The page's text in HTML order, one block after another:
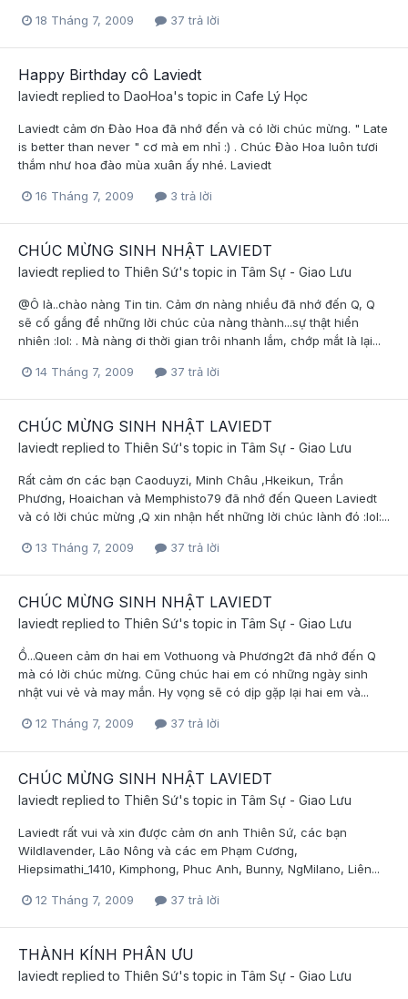
18 Tháng 7, 2009 37 trả lời
Happy Birthday cô Laviedt
laviedt replied to DaoHoa's topic in Cafe Lý Học
Laviedt cảm ơn Đào Hoa đã nhớ đến và có lời chúc mừng. " Late
is better than never " cơ mà em nhỉ :) . Chúc Đào Hoa luôn tươi
thắm như hoa đào mùa xuân ấy nhé. Laviedt
16 Tháng 7, 2009 3 trả lời
CHÚC MỪNG SINH NHẬT LAVIEDT
laviedt replied to Thiên Sứ's topic in Tâm Sự - Giao Lưu
@Ô là..chào nàng Tin tin. Cảm ơn nàng nhiều đã nhớ đến Q, Q
sẽ cố gắng để những lời chúc của nàng thành...sự thật hiển
nhiên :lol: . Mà nàng ơi thời gian trôi nhanh lắm, chớp mắt là lại...
14 Tháng 7, 2009 37 trả lời
CHÚC MỪNG SINH NHẬT LAVIEDT
laviedt replied to Thiên Sứ's topic in Tâm Sự - Giao Lưu
Rất cảm ơn các bạn Caoduyzi, Minh Châu ,Hkeikun, Trần
Phương, Hoaichan và Memphisto79 đã nhớ đến Queen Laviedt
và có lời chúc mừng ,Q xin nhận hết những lời chúc lành đó :lol:...
13 Tháng 7, 2009 37 trả lời
CHÚC MỪNG SINH NHẬT LAVIEDT
laviedt replied to Thiên Sứ's topic in Tâm Sự - Giao Lưu
Ồ...Queen cảm ơn hai em Vothuong và Phương2t đã nhớ đến Q
mà có lời chúc mừng. Cũng chúc hai em có những ngày sinh
nhật vui vẻ và may mắn. Hy vọng sẽ có dịp gặp lại hai em và...
12 Tháng 7, 2009 37 trả lời
CHÚC MỪNG SINH NHẬT LAVIEDT
laviedt replied to Thiên Sứ's topic in Tâm Sự - Giao Lưu
Laviedt rất vui và xin được cảm ơn anh Thiên Sứ, các bạn
Wildlavender, Lão Nông và các em Phạm Cương,
Hiepsimathi_1410, Kimphong, Phuc Anh, Bunny, NgMilano, Liên...
12 Tháng 7, 2009 37 trả lời
THÀNH KÍNH PHÂN ƯU
laviedt replied to Thiên Sứ's topic in Tâm Sự - Giao Lưu